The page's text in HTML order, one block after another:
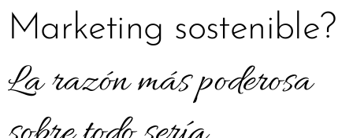
Marketing sostenible?
La razón más poderosa